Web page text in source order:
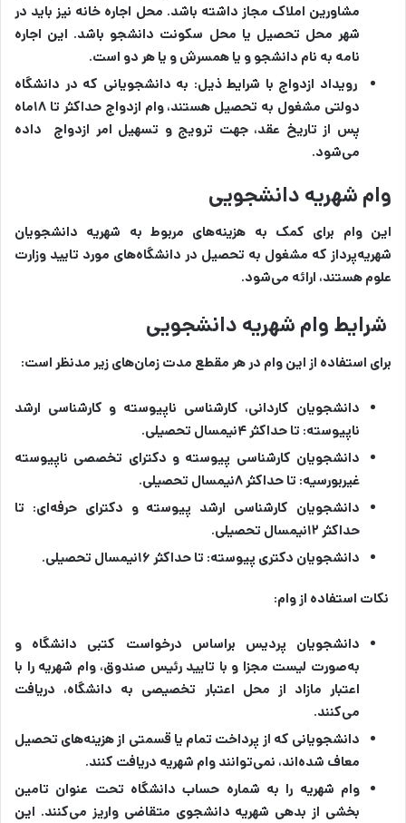
مشاورین املاک مجاز داشته باشد. محل اجاره خانه نیز باید در
شهر محل تحصیل یا محل سکونت دانشجو باشد. این اجاره
نامه به نام دانشجو و یا همسرش و یا هر دو است.
رویداد ازدواج با شرایط ذیل: به دانشجویانی که در دانشگاه
دولتی مشغول به تحصیل هستند، وام ازدواج حداکثر تا ۱۸ماه
پس از تاریخ عقد، جهت ترویج و تسهیل امر ازدواج داده
می‌شود.
وام شهریه دانشجویی
این وام برای کمک به هزینه‌های مربوط به شهریه دانشجویان
شهریه‌پرداز که مشغول به تحصیل در دانشگاه‌های مورد تایید وزارت
علوم هستند، ارائه می‌شود.
شرایط وام شهریه دانشجویی
برای استفاده از این وام در هر مقطع مدت زمان‌های زیر مدنظر است:
دانشجویان کاردانی، کارشناسی ناپیوسته و کارشناسی ارشد
ناپیوسته: تا حداکثر ۴نیمسال تحصیلی.
دانشجویان کارشناسی پیوسته و دکترای تخصصی ناپیوسته
غیربورسیه: تا حداکثر ۸نیمسال تحصیلی.
دانشجویان کارشناسی ارشد پیوسته و دکترای حرفه‌ای: تا
حداکثر ۱۲نیمسال تحصیلی.
دانشجویان دکتری پیوسته: تا حداکثر ۱۶نیمسال تحصیلی.
نکات استفاده از وام:
دانشجویان پردیس براساس درخواست کتبی دانشگاه و
به‌صورت لیست مجزا و با تایید رئیس صندوق، وام شهریه را با
اعتبار مازاد از محل اعتبار تخصیصی به دانشگاه، دریافت
می‌کنند.
دانشجویانی که از پرداخت تمام یا قسمتی از هزینه‌های تحصیل
معاف شده‌اند، نمی‌توانند وام شهریه دریافت کنند.
وام شهریه را به شماره حساب دانشگاه تحت عنوان تامین
بخشی از بدهی شهریه دانشجوی متقاضی واریز می‌کنند. این